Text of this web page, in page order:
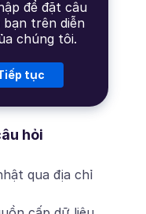
để đặt câu
bạn trên diễn
chúng tôi.
tục
hỏi
qua địa chỉ